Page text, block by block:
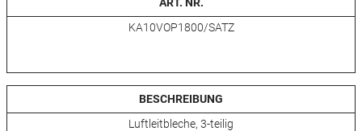
KA10VOP1800/SATZ
BESCHREIBUNG
Luftleitbleche, 3-teilig